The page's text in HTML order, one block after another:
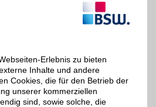
anpassen
Meinberg
Erlebnis zu bieten
Inhalte und andere
Cookies, die für den Betrieb der
unserer kommerziellen
sind, sowie solche, die